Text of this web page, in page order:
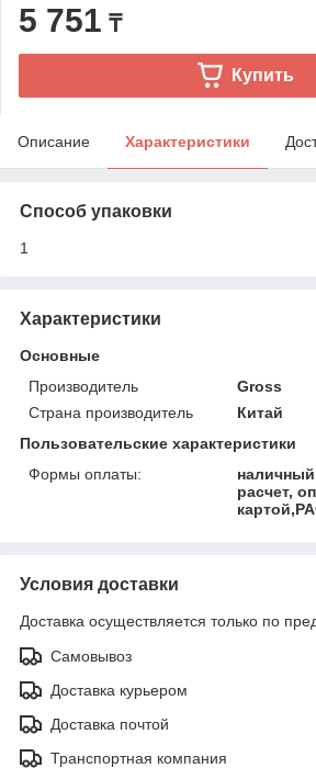
5 751 ₸
Купить
Описание Характеристики
Способ упаковки
1
Характеристики
Основные
Производитель
Gross
Страна производитель
Китай
Пользовательские характеристики
Формы оплаты:
расчет,
Условия доставки
Доставка осуществляется только по
Самовывоз
Доставка курьером
Доставка почтой
Транспортная компания